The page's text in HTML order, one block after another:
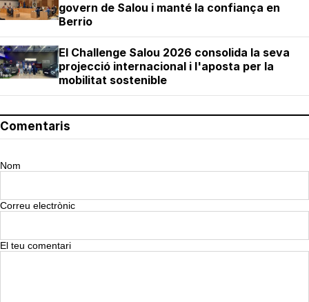
govern de Salou i manté la confiança en
Berrio
El Challenge Salou 2026 consolida la seva
projecció internacional i l'aposta per la
mobilitat sostenible
Comentaris
Nom
Correu electrònic
El teu comentari